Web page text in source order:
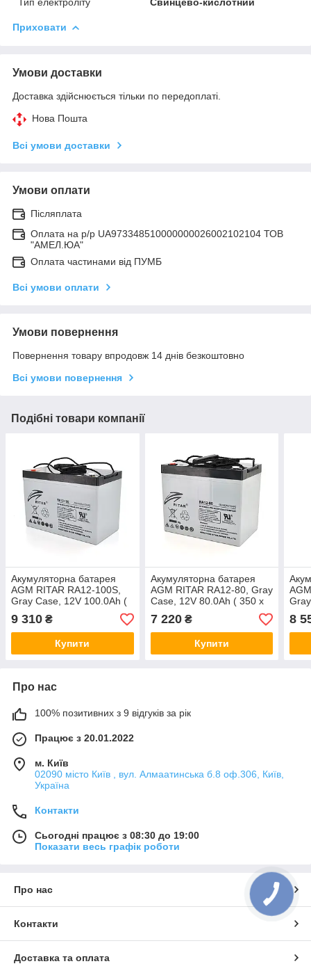
Приховати
Умови доставки
Доставка здійснюється тільки по передоплаті.
Нова Пошта
Всі умови доставки
Умови оплати
Післяплата
Оплата на р/р UA973348510000000026002102104 ТОВ
"АМЕЛ.ЮА"
Оплата частинами від ПУМБ
Всі умови оплати
Умови повернення
Повернення товару впродовж 14 днів безкоштовно
Всі умови повернення
Подібні товари компанії
Акумуляторна батарея
AGM RITAR RA12-100S,
Gray Case, 12V 100.0Ah (
307 x 169 x 215 ) Q1
9 310 ₴
Купити
Акумуляторна батарея
AGM RITAR RA12-80, Gray
Case, 12V 80.0Ah ( 350 x
167 x 182 ) Q1
7 220₴
Купити
350
Q1
8
Про нас
100% позитивних з 9 відгуків за рік
Працює з 20.01.2022
м. Київ
02090 місто Київ , вул. Алмаатинська б.8 оф.306, Київ,
Україна
Контакти
Сьогодні працює з 08:30 до 19:00
Показати весь графік роботи
Про нас
Контакти
Доставка та оплата